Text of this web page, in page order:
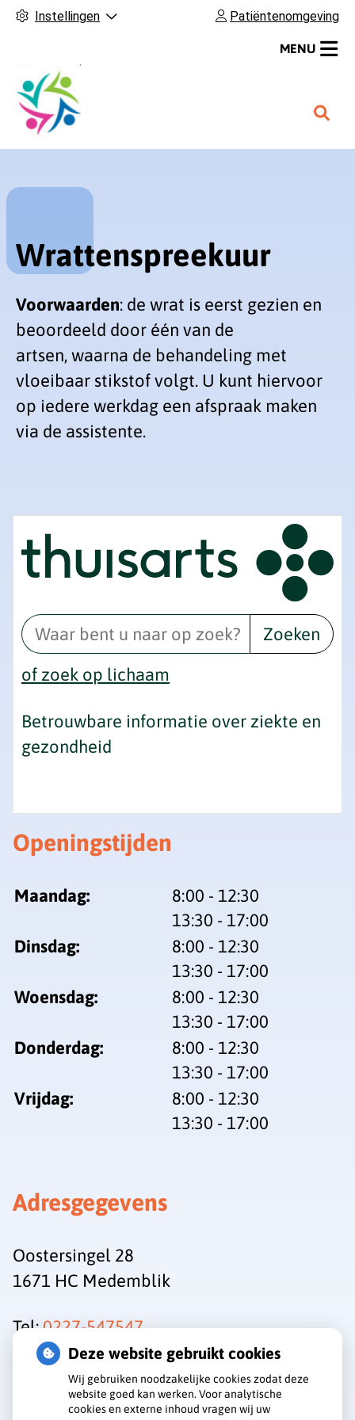
Instellingen Patiëntenomgeving
H
MENU
Wrattenspreekuur
Voorwaarden: de wrat is eerst gezien en
beoordeeld door één van de
artsen, waarna de behandeling met
vloeibaar stikstof volgt. U kunt hiervoor
op iedere werkdag een afspraak maken
via de assistente.
Zoeken
of zoek op lichaam
Betrouwbare informatie over ziekte en
gezondheid
Openingstijden
Maandag: 8:00 tot
- 12:30
13:30 tot
- 17:00
Dinsdag:
8:00 tot
- 12:30
13:30 tot
- 17:00
Woensdag:
8:00 tot
- 12:30
13:30 tot
- 17:00
Donderdag:
8:00 tot
- 12:30
13:30 tot
- 17:00
Vrijdag:
8:00 tot
- 12:30
13:30 tot
- 17:00
Adresgegevens
Oostersingel 28
1671 HC Medemblik
Tel:0227-547547
Deze website gebruikt cookies
Wij gebruiken noodzakelijke cookies zodat deze
website goed kan werken. Voor analytische
cookies en externe inhoud vragen wij uw